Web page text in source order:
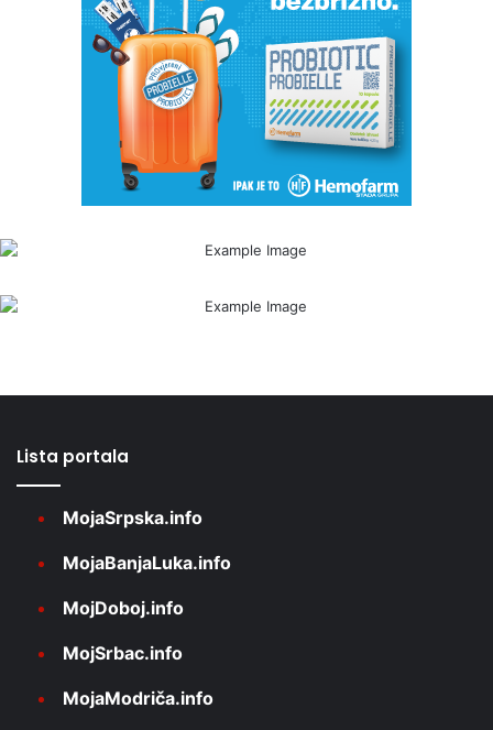
Lista portala
MojaSrpska.info
MojaBanjaLuka.info
MojDoboj.info
MojSrbac.info
MojaModriča.info